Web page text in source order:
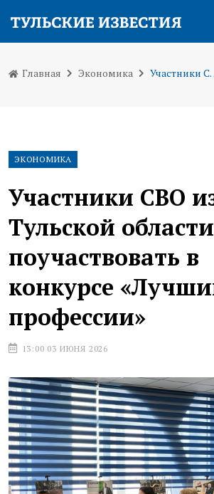
Главная Экономика Участники СВО из
ЭКОНОМИКА
Участники СВО
Тульской
поучаствовать в
конкурсе
профессии»
13:00 03 ИЮНЯ 2026